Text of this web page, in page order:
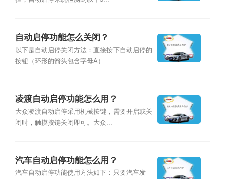
自动启停功能怎么关闭？
以下是自动启停关闭方法：直接按下自动启停的
按钮（环形的箭头包含字母A）...
凌渡自动启停功能怎么用？
大众凌渡自动启停采用机械按键，需要开启或关
闭时，触摸按键关闭即可。大众...
汽车自动启停功能怎么用？
汽车自动启停功能使用方法如下：只要汽车发